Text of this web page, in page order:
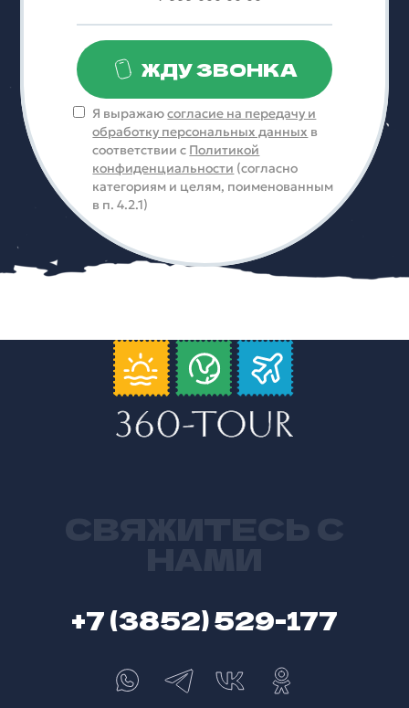
ЖДУ ЗВОНКА
Я выражаюсогласие на передачу и
обработку персональных данных в
соответствии с Политикой
конфиденциальности (согласно
категориям и целям, поименованным
в п. 4.2.1)
+7 (3852) 529-177